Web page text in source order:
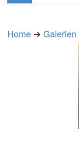
Home ➔ Galerien